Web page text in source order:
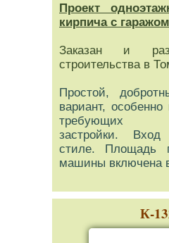
Проект
кирпича с гаражом
Заказан и
строительства в
Простой,
вариант, особенно
требующих
застройки.
стиле. Площадь
машины включена
К-